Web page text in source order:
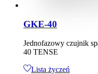
GKE-40
Jednofazowy czujnik
40 TENSE
Lista życzeń